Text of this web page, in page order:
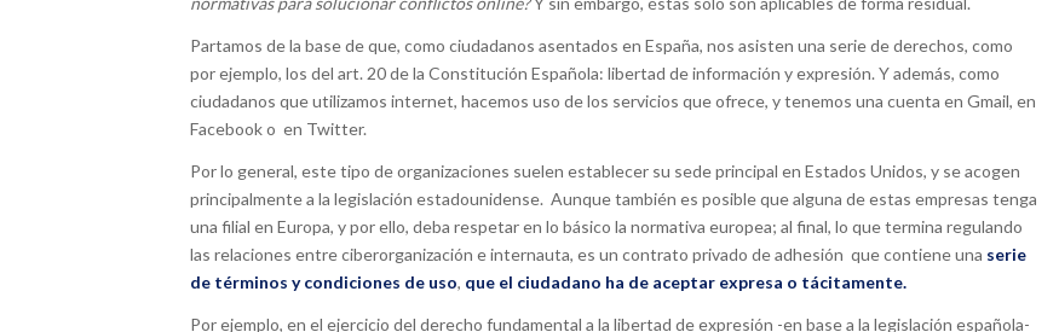
Partamos de la base de que, como ciudadanos asentados en España, nos asisten una serie de derechos, como
por ejemplo, los del art. 20 de la Constitución Española: libertad de información y expresión. Y además, como
ciudadanos que utilizamos internet, hacemos uso de los servicios que ofrece, y tenemos una cuenta en Gmail, en
Facebook o en Twitter.
Por lo general, este tipo de organizaciones suelen establecer su sede principal en Estados Unidos, y se acogen
principalmente a la legislación estadounidense. Aunque también es posible que alguna de estas empresas tenga
una filial en Europa, y por ello, deba respetar en lo básico la normativa europea; al final, lo que termina regulando
las relaciones entre ciberorganización e internauta, es un contrato privado de adhesión que contiene una serie
de términos y condiciones de uso, que el ciudadano ha de aceptar expresa o tácitamente.
Por ejemplo, en el ejercicio del derecho fundamental a la libertad de expresión -en base a la legislación española-